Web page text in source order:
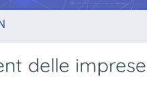
delle imprese